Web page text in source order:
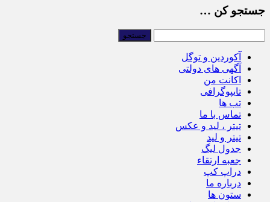
جستجو کن …
آکوردین و توگل
آگهی های دولتی
اکانت من
تایپوگرافی
تب ها
تماس با ما
تیتر ، لید و عکس
تیتر و لید
جدول لیگ
جعبه ارتقاء
دراپ کپ
درباره ما
ستون ها